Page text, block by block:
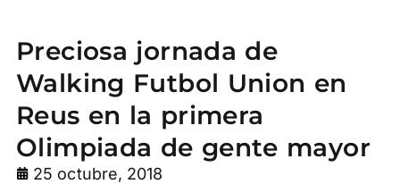
Preciosa jornada de
Walking Futbol Union en
Reus en la primera
Olimpiada de gente mayor
25 octubre, 2018